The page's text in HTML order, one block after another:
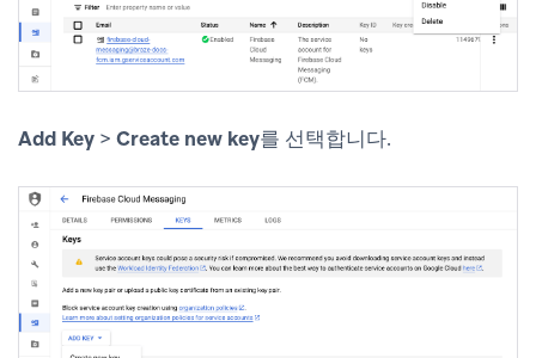
Add Key > Create new key를 선택합니다.